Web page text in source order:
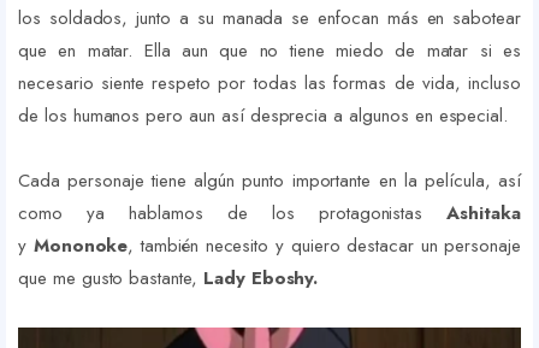
los soldados, junto a su manada se enfocan más en sabotear
que en matar. Ella aun que no tiene miedo de matar si es
necesario siente respeto por todas las formas de vida, incluso
de los humanos pero aun así desprecia a algunos en especial.
Cada personaje tiene algún punto importante en la película, así
como ya hablamos de los protagonistasAshitaka
y Mononoke, también necesito y quiero destacar un personaje
que me gusto bastante, Lady Eboshy.